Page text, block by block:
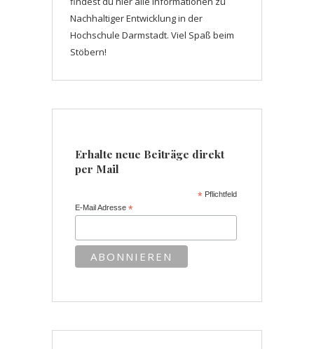
Nachhaltiger Entwicklung in der
Hochschule Darmstadt. Viel Spaß beim
Stöbern!
Erhalte neue Beiträge direkt
per Mail
* Pflichtfeld
E-Mail Adresse*